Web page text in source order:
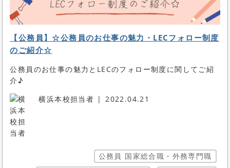
【公務員】☆公務員のお仕事の魅力・LECフォロー制度
のご紹介☆
公務員のお仕事の魅力とLECのフォロー制度に関してご紹
介♪
横浜本校担当者
2022.04.21
公務員 国家総合職・外務専門職